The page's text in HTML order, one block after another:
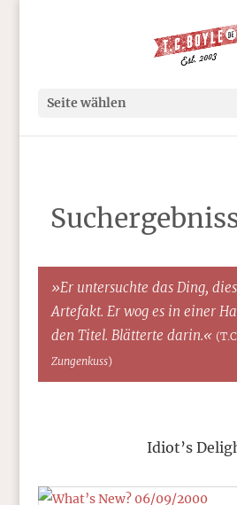
Seite wählen
»Er untersuchte das Ding,
Artefakt. Er wog es in einer
den Titel. Blätterte darin.«
Zungenkuss)
Idiot’s